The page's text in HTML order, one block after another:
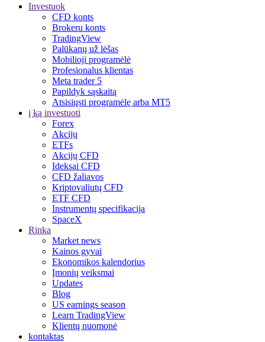
Investuok
CFD konts
Brokeru konts
TradingView
Palūkanų už lėšas
Mobilioji programėlė
Profesionalus klientas
Meta trader 5
Papildyk sąskaitą
Atsisiųsti programėlę arba MT5
į ką investuoti
Forex
Akcijų
ETFs
Akcijų CFD
Ideksai CFD
CFD žaliavos
Kriptovaliutų CFD
ETF CFD
Instrumentų specifikacija
SpaceX
Rinka
Market news
Kainos gyvai
Ekonomikos kalendorius
Įmonių veiksmai
Updates
Blog
US earnings season
Learn TradingView
Klientų nuomonė
kontaktas